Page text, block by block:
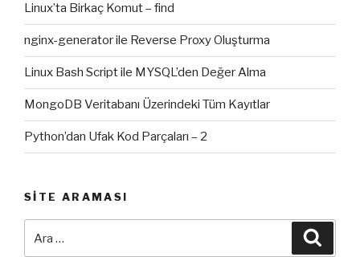
Linux’ta Birkaç Komut – find
nginx-generator ile Reverse Proxy Oluşturma
Linux Bash Script ile MYSQL’den Değer Alma
MongoDB Veritabanı Üzerindeki Tüm Kayıtlar
Python’dan Ufak Kod Parçaları – 2
SITE ARAMASI